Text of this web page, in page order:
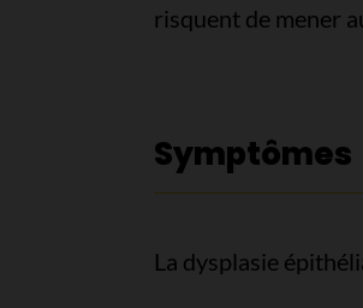
risquent de mener
Symptômes
La dysplasie